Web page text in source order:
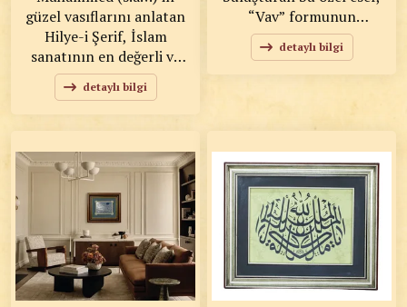
güzel vasıflarını anlatan
Hilye-i Şerif, İslam
sanatının en değerli ve
anlamlı eserlerinden
biridir. Bu özel tablo,
yüksek kaliteli özel baskı
tekniğiyle hazırlanmış şık
bir yorumudur. KOD:
0099 SANATKÂR: Ahmet
Zeki YAVAŞ ÖLÇÜLER:
83x60 ESER
ÖZELLİKLERİ: Tıpkı
Basım
detaylı bilgi
“Vav” formunun
zarafetini çağdaş bir
yorumla sunmaktadır.
esere derinlik ve özgün
bir karakter kazandırır.
KOD: 0102
SANATKÂR: Ahmet Zeki
YAVAŞ ÖLÇÜLER: 45x66
ESER ÖZELLİKLERİ: Özel
Baskı
detaylı bilgi